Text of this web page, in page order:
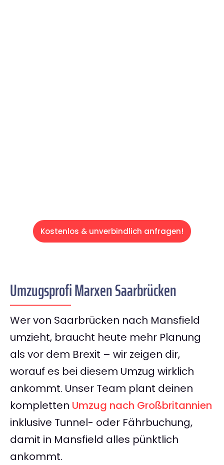
Kostenlos & unverbindlich anfragen!
Umzugsprofi Marxen Saarbrücken
Wer von Saarbrücken nach Mansfield
umzieht, braucht heute mehr Planung
als vor dem Brexit – wir zeigen dir,
worauf es bei diesem Umzug wirklich
ankommt. Unser Team plant deinen
kompletten Umzug nach Großbritannien
inklusive Tunnel- oder Fährbuchung,
damit in Mansfield alles pünktlich
ankommt.